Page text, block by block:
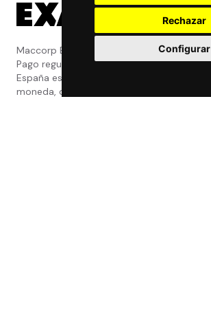
Rechazar
Configurar
Maccorp Exact Change es una Entidad de
Pago regulada y con licencia del Banco de
España especializada en cambio de
moneda, divisas, transferencias, pagos y